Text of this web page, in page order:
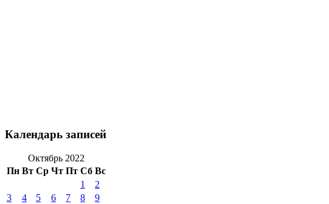
Календарь записей
Октябрь 2022
Пн Вт Ср Чт Пт Сб Вс
1
2
3
4 5 6 7 8
9